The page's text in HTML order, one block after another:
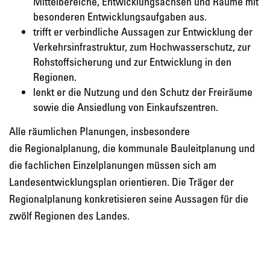
besonderen Entwicklungsaufgaben aus.
trifft er verbindliche Aussagen zur Entwicklung der
Verkehrsinfrastruktur, zum Hochwasserschutz, zur
Rohstoffsicherung und zur Entwicklung in den
Regionen.
lenkt er die Nutzung und den Schutz der Freiräume
sowie die Ansiedlung von Einkaufszentren.
Alle räumlichen Planungen, insbesondere
die Regionalplanung, die kommunale Bauleitplanung und
die fachlichen Einzelplanungen müssen sich am
Landesentwicklungsplan orientieren. Die Träger der
Regionalplanung konkretisieren seine Aussagen für die
zwölf Regionen des Landes.